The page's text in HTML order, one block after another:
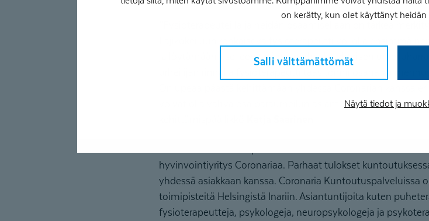
on kerätty, kun olet käyttänyt heidän
Salli välttämättömät
Näytä tiedot ja
ja löytämään itselleen tai jopa perheelle yhteisen
voivat olla vahva osa paraurheilun asiantuntijaverkostoa,
hyvinvointiyritys Coronariaa. Parhaat tulokset
yhdessä asiakkaan kanssa. Coronaria
toimipisteitä Helsingistä Inariin. Asiantuntijoita kuten
fysioterapeutteja, psykologeja, neuropsykologeja ja